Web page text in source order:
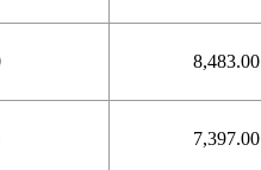
8,483.00
7,397.00